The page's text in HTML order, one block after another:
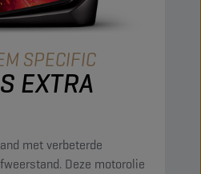
SPECIFIC
EXTRA
met verbeterde
Deze motorolie